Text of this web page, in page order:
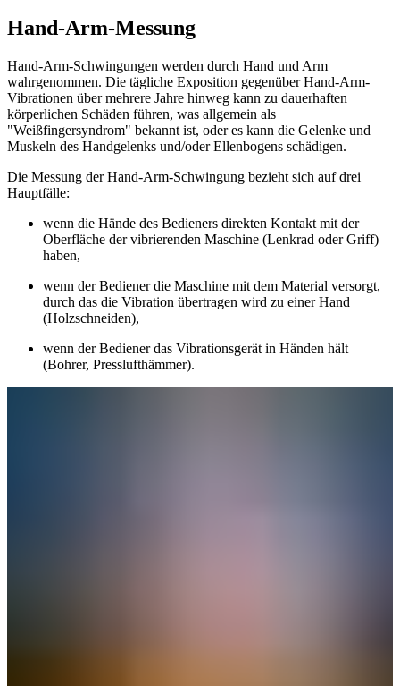
Hand-Arm-Messung
Hand-Arm-Schwingungen werden durch Hand und Arm
wahrgenommen. Die tägliche Exposition gegenüber Hand-Arm-
Vibrationen über mehrere Jahre hinweg kann zu dauerhaften
körperlichen Schäden führen, was allgemein als
"Weißfingersyndrom" bekannt ist, oder es kann die Gelenke und
Muskeln des Handgelenks und/oder Ellenbogens schädigen.
Die Messung der Hand-Arm-Schwingung bezieht sich auf drei
Hauptfälle:
wenn die Hände des Bedieners direkten Kontakt mit der
Oberfläche der vibrierenden Maschine (Lenkrad oder Griff)
haben,
wenn der Bediener die Maschine mit dem Material versorgt,
durch das die Vibration übertragen wird zu einer Hand
(Holzschneiden),
wenn der Bediener das Vibrationsgerät in Händen hält
(Bohrer, Presslufthämmer).